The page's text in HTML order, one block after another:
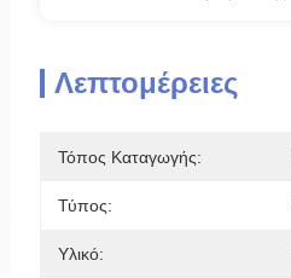
Λεπτομέρειες
Τόπος Καταγωγής:
Τύπος:
Υλικό: